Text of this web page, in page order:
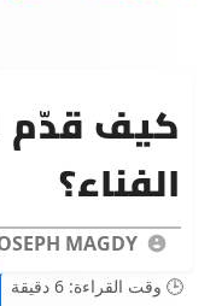
كيف قدّم
الفناء؟
MAGDY
🕒 وقت القراءة: 6 دقيقة